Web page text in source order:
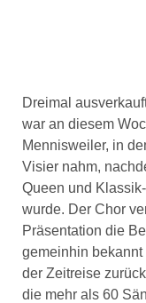
Dreimal
war an diesem
Mennisweiler, in
Visier nahm,
Queen und
wurde. Der Chor
Präsentation die
gemeinhin bekannt
der Zeitreise
die mehr als 60